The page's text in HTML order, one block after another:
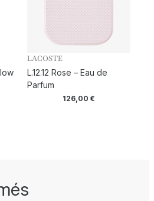
LACOSTE
L.12.12 Rose – Eau de
Parfum
126,00 €